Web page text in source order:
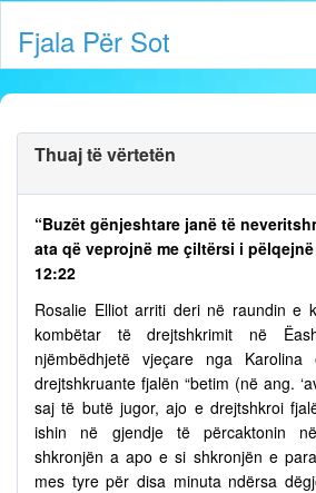
Fjala Për Sot
Thuaj të vërtetën
“Buzët gënjeshtare janë të
ata që veprojnë me çiltërsi i
12:22
Rosalie Elliot arriti deri në raundin e
kombëtar të drejtshkrimit në
njëmbëdhjetë vjeçare nga
drejtshkruante fjalën “betim (në ang.
saj të butë jugor, ajo e drejtshkroi
ishin në gjendje të përcaktonin
shkronjën a apo e si shkronjën e
mes tyre për disa minuta ndërsa